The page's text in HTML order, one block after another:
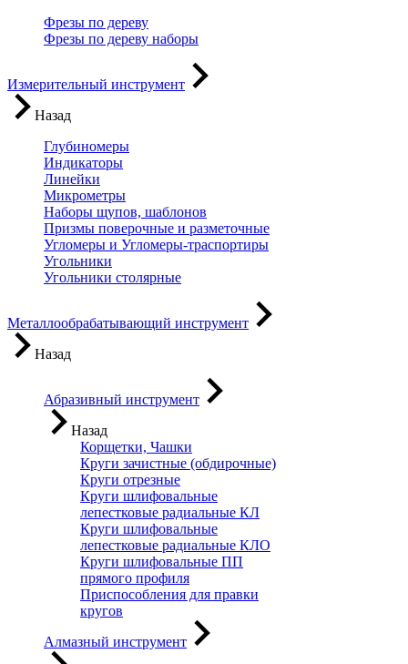
Фрезы по дереву
Фрезы по дереву наборы
Измерительный инструмент
Назад
Глубиномеры
Индикаторы
Линейки
Микрометры
Наборы щупов, шаблонов
Призмы поверочные и разметочные
Угломеры и Угломеры-траспортиры
Угольники
Угольники столярные
Металлообрабатывающий инструмент
Назад
Абразивный инструмент
Назад
Корщетки, Чашки
Круги зачистные (обдирочные)
Круги отрезные
Круги шлифовальные
лепестковые радиальные КЛ
Круги шлифовальные
лепестковые радиальные КЛО
Круги шлифовальные ПП
прямого профиля
Приспособления для правки
кругов
Алмазный инструмент